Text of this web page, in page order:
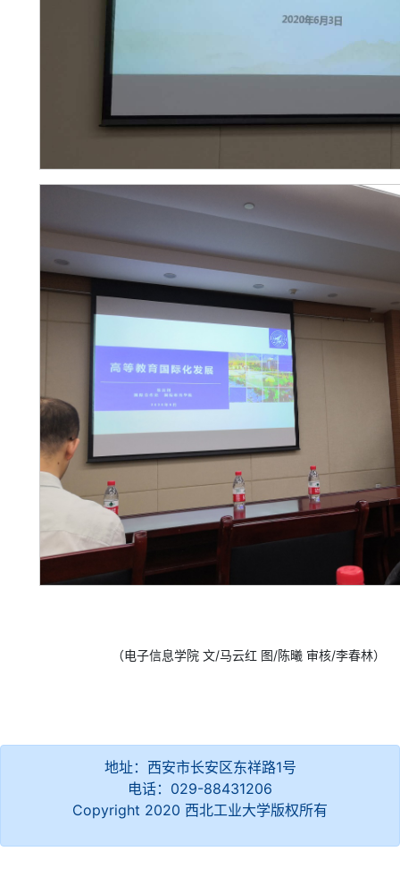
（电子信息学院 文/马云红 图/陈曦 审核/李春林）
地址：西安市长安区东祥路1号
电话：029-88431206
Copyright 2020 西北工业大学版权所有